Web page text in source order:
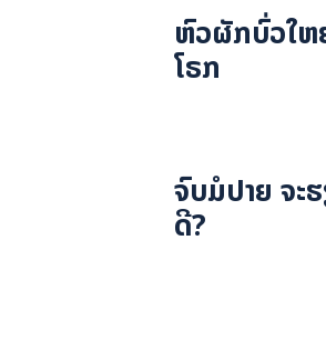
ຫົວຜັກບົ່ວໃຫ
ໂຣກ
ຈົບມໍປາຍ ຈະ
ດີ?